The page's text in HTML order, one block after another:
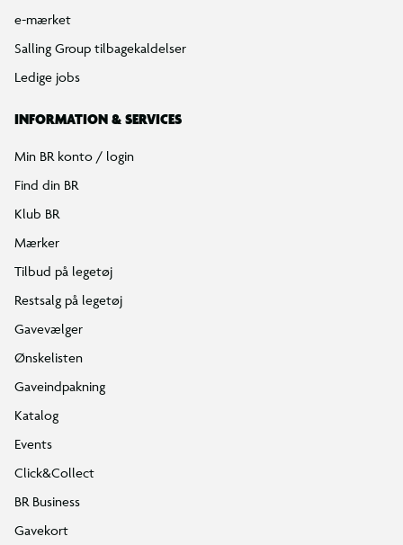
e-mærket
Salling Group tilbagekaldelser
Ledige jobs
INFORMATION & SERVICES
Min BR konto / login
Find din BR
Klub BR
Mærker
Tilbud på legetøj
Restsalg på legetøj
Gavevælger
Ønskelisten
Gaveindpakning
Katalog
Events
Click&Collect
BR Business
Gavekort